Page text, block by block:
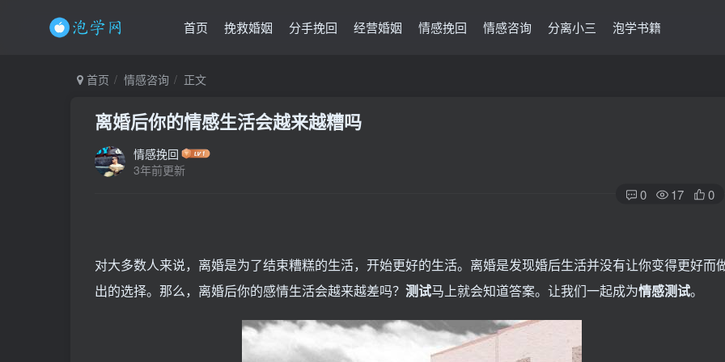
首页 挽救婚姻 分手挽回 经营婚姻 情感挽回 情感咨询 分离小三 泡学书籍
首页 情感咨询 正文
离婚后你的情感生活会越来越糟吗
情感挽回
3年前更新
0 17 0
对大多数人来说，离婚是为了结束糟糕的生活，开始更好的生活。离婚是发现婚后生活并没有让你变得更好而
出的选择。那么，离婚后你的感情生活会越来越差吗？ 测试马上就会知道答案。让我们一起成为情感测试。